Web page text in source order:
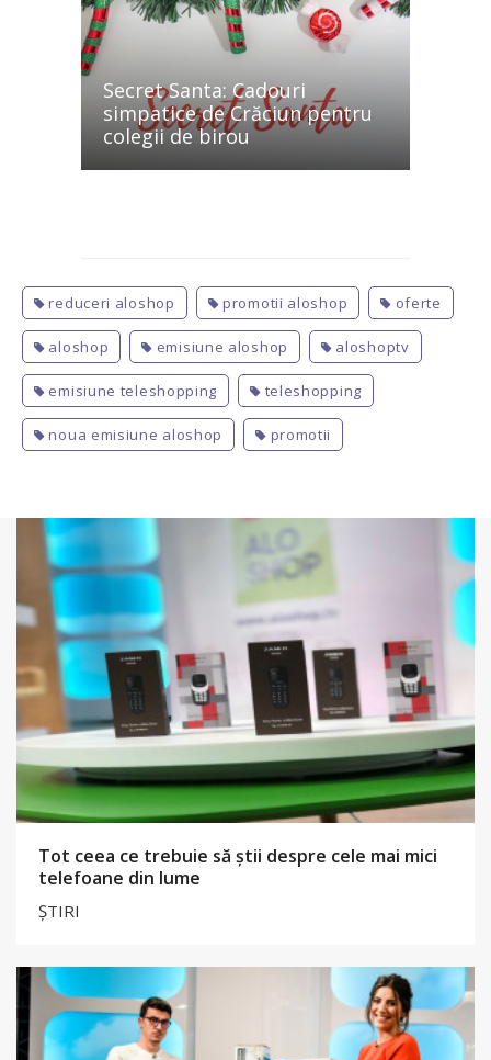
Secret Santa: Cadouri
simpatice de Crăciun pentru
colegii de birou
reduceri aloshop promotii aloshop oferte
aloshop emisiune aloshop aloshoptv
emisiune teleshopping teleshopping
noua emisiune aloshop promotii
Tot ceea ce trebuie să știi despre cele mai mici
telefoane din lume
ȘTIRI